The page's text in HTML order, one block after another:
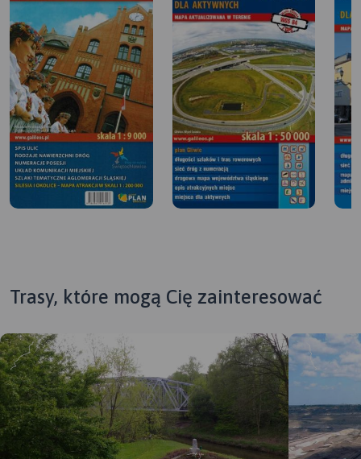
MAPA TURYSTYCZNA W
APLIKACJI TRASEO
Trasy, które mogą Cię zainteresować